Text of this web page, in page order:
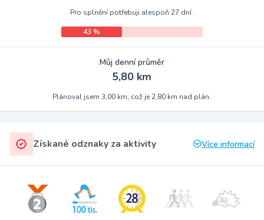
Pro splnění potřebuji alespoň 27 dní.
43 %
Můj denní průměr
5,80 km
Plánoval jsem 3,00 km, což je 2,80 km nad plán.
Získané odznaky za aktivity Více informací